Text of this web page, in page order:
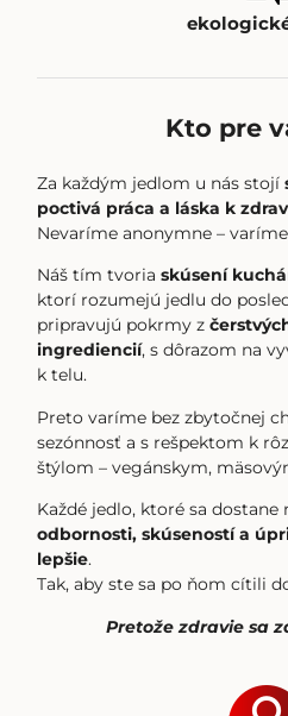
Kto pre
Za každým jedlom u nás stojí
poctivá práca a láska k
Nevaríme anonymne – varíme
Náš tím tvoriaskúsení
ktorí rozumejú jedlu do
pripravujú pokrmy z
ingrediencií, s dôrazom na
k telu.
Preto varíme bez zbytočnej
sezónnosť a s rešpektom k
štýlom – vegánskym,
Každé jedlo, ktoré sa dostane
odbornosti, skúseností a
lepšie.
Tak, aby ste sa po ňom cítili
Pretože zdravie sa